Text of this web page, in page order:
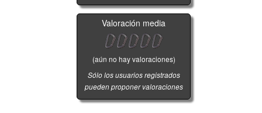
Valoración media
(aún no hay valoraciones)
Sólo los usuarios registrados
pueden proponer valoraciones